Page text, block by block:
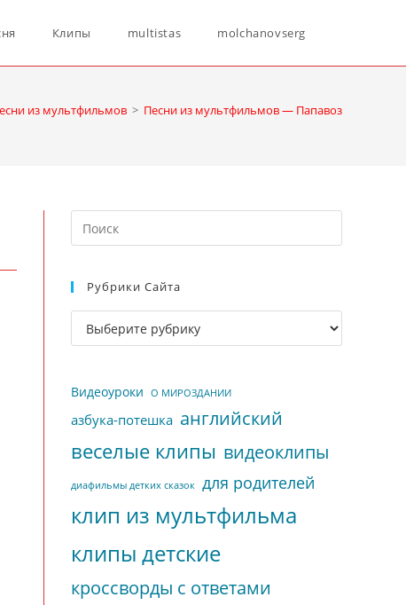
Клипы multistas molchanovserg
из мультфильмов > Песни из мультфильмов — Папавоз
клавишу
закрыть
Рубрики Сайта
Рубрики
сайта
Видеоуроки О МИРОЗДАНИИ
азбука-потешка английский
веселые клипы видеоклипы
диафильмы детких сказок для родителей
клип из мультфильма
клипы детские
кроссворды с ответами